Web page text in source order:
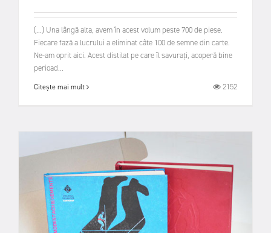
(...) Una lângă alta, avem în acest volum peste 700 de piese.
Fiecare fază a lucrului a eliminat câte 100 de semne din carte.
Ne-am oprit aici. Acest distilat pe care îl savurați, acoperă bine
perioad...
Citește mai mult 2152